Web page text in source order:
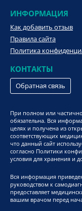
ИНФОРМАЦИЯ
Как добавить отзыв
Правила сайта
Политика
КОНТАКТЫ
Обратная связь
При полном или
обязательна. Вся
целях и получена из
соответствующих
что данный сайт
согласно Политики
условия для хранения и
Вся информация
руководством к
предоставляет
вашим врачом перед